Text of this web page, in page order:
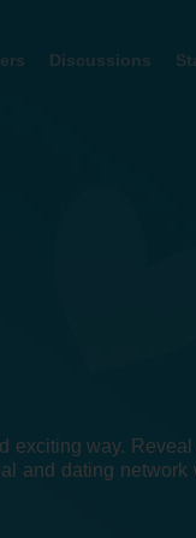
Discussions
exciting way.
and dating network